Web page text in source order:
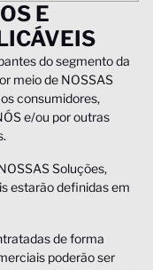
E
do segmento da
meio de NOSSAS
consumidores,
e/ou por outras
Soluções,
estarão definidas em
de forma
poderão ser